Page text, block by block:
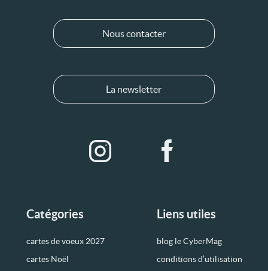
Catégories
cartes de voeux 2027
cartes Noël
Liens utiles
blog le CyberMag
conditions d’utilisation
Nous contacter
La newsletter